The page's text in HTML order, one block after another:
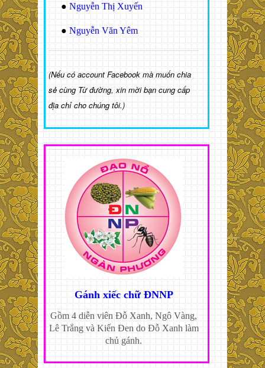
● Nguyễn Thị Xuyến
● Nguyễn Văn Yêm
(Nếu có account Facebook mà muốn chia
sẻ cùng Từ đường, xin mời bạn cung cấp
địa chỉ cho chúng tôi.)
Gánh xiếc chữ ĐNNP
Gồm 4 diễn viên Đỗ Xanh, Ngô Vàng,
Lê Trắng và Kiến Đen do Đỗ Xanh làm
chủ gánh.